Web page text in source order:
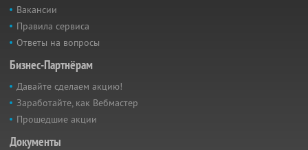
Вакансии
Правила сервиса
Ответы на вопросы
Бизнес-Партнёрам
Давайте сделаем акцию!
Заработайте, как Вебмастер
Прошедшие акции
Документы